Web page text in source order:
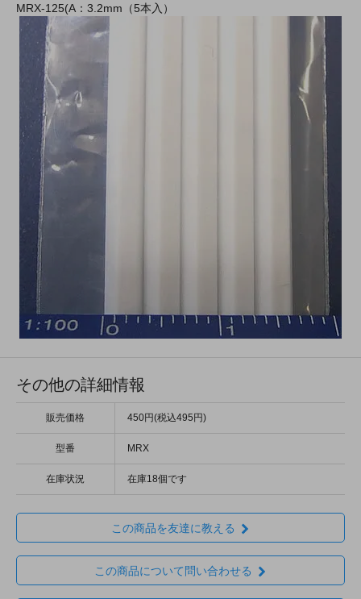
MRX-125(A：3.2mm（5本入）
その他の詳細情報
販売価格 450円(税込495円)
型番 MRX
在庫状況 在庫18個です
この商品を友達に教える
この商品について問い合わせる